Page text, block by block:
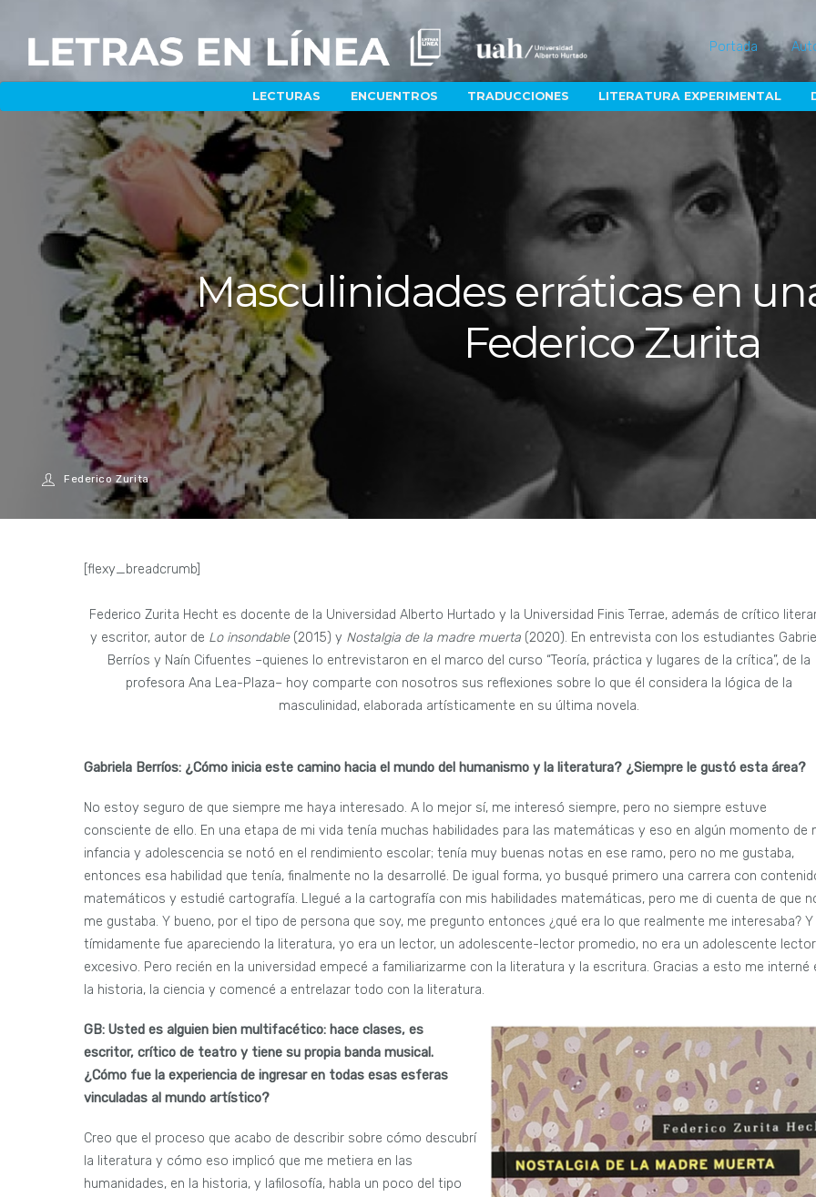
Portada
LECTURAS ENCUENTROS TRADUCCIONES LITERATURA EXPERIMENTAL
Masculinidades erráticas en
Federico Zurita
Federico Zurita
[flexy_breadcrumb]
Federico Zurita Hecht es docente de la Universidad Alberto Hurtado y la Universidad Finis Terrae, además de crítico
y escritor, autor de Lo insondable(2015) y Nostalgia de la madre muerta (2020). En entrevista con los estudiantes
Berríos y Naín Cifuentes –quienes lo entrevistaron en el marco del curso “Teoría, práctica y lugares de la crítica”, de la
profesora Ana Lea-Plaza– hoy comparte con nosotros sus reflexiones sobre lo que él considera la lógica de la
masculinidad, elaborada artísticamente en su última novela.
Gabriela Berríos: ¿Cómo inicia este camino hacia el mundo del humanismo y la literatura? ¿Siempre le gustó esta área?
No estoy seguro de que siempre me haya interesado. A lo mejor sí, me interesó siempre, pero no siempre estuve
consciente de ello. En una etapa de mi vida tenía muchas habilidades para las matemáticas y eso en algún momento de
infancia y adolescencia se notó en el rendimiento escolar; tenía muy buenas notas en ese ramo, pero no me gustaba,
entonces esa habilidad que tenía, finalmente no la desarrollé. De igual forma, yo busqué primero una carrera con
matemáticos y estudié cartografía. Llegué a la cartografía con mis habilidades matemáticas, pero me di cuenta de que
me gustaba. Y bueno, por el tipo de persona que soy, me pregunto entonces ¿qué era lo que realmente me interesaba? Y
tímidamente fue apareciendo la literatura, yo era un lector, un adolescente-lector promedio, no era un adolescente lector
excesivo. Pero recién en la universidad empecé a familiarizarme con la literatura y la escritura. Gracias a esto me interné
la historia, la ciencia y comencé a entrelazar todo con la literatura.
GB: Usted es alguien bien multifacético: hace clases, es
escritor, crítico de teatro y tiene su propia banda musical.
¿Cómo fue la experiencia de ingresar en todas esas esferas
vinculadas al mundo artístico?
Creo que el proceso que acabo de describir sobre cómo descubrí
la literatura y cómo eso implicó que me metiera en las
humanidades, en la historia, y lafilosofía, habla un poco del tipo